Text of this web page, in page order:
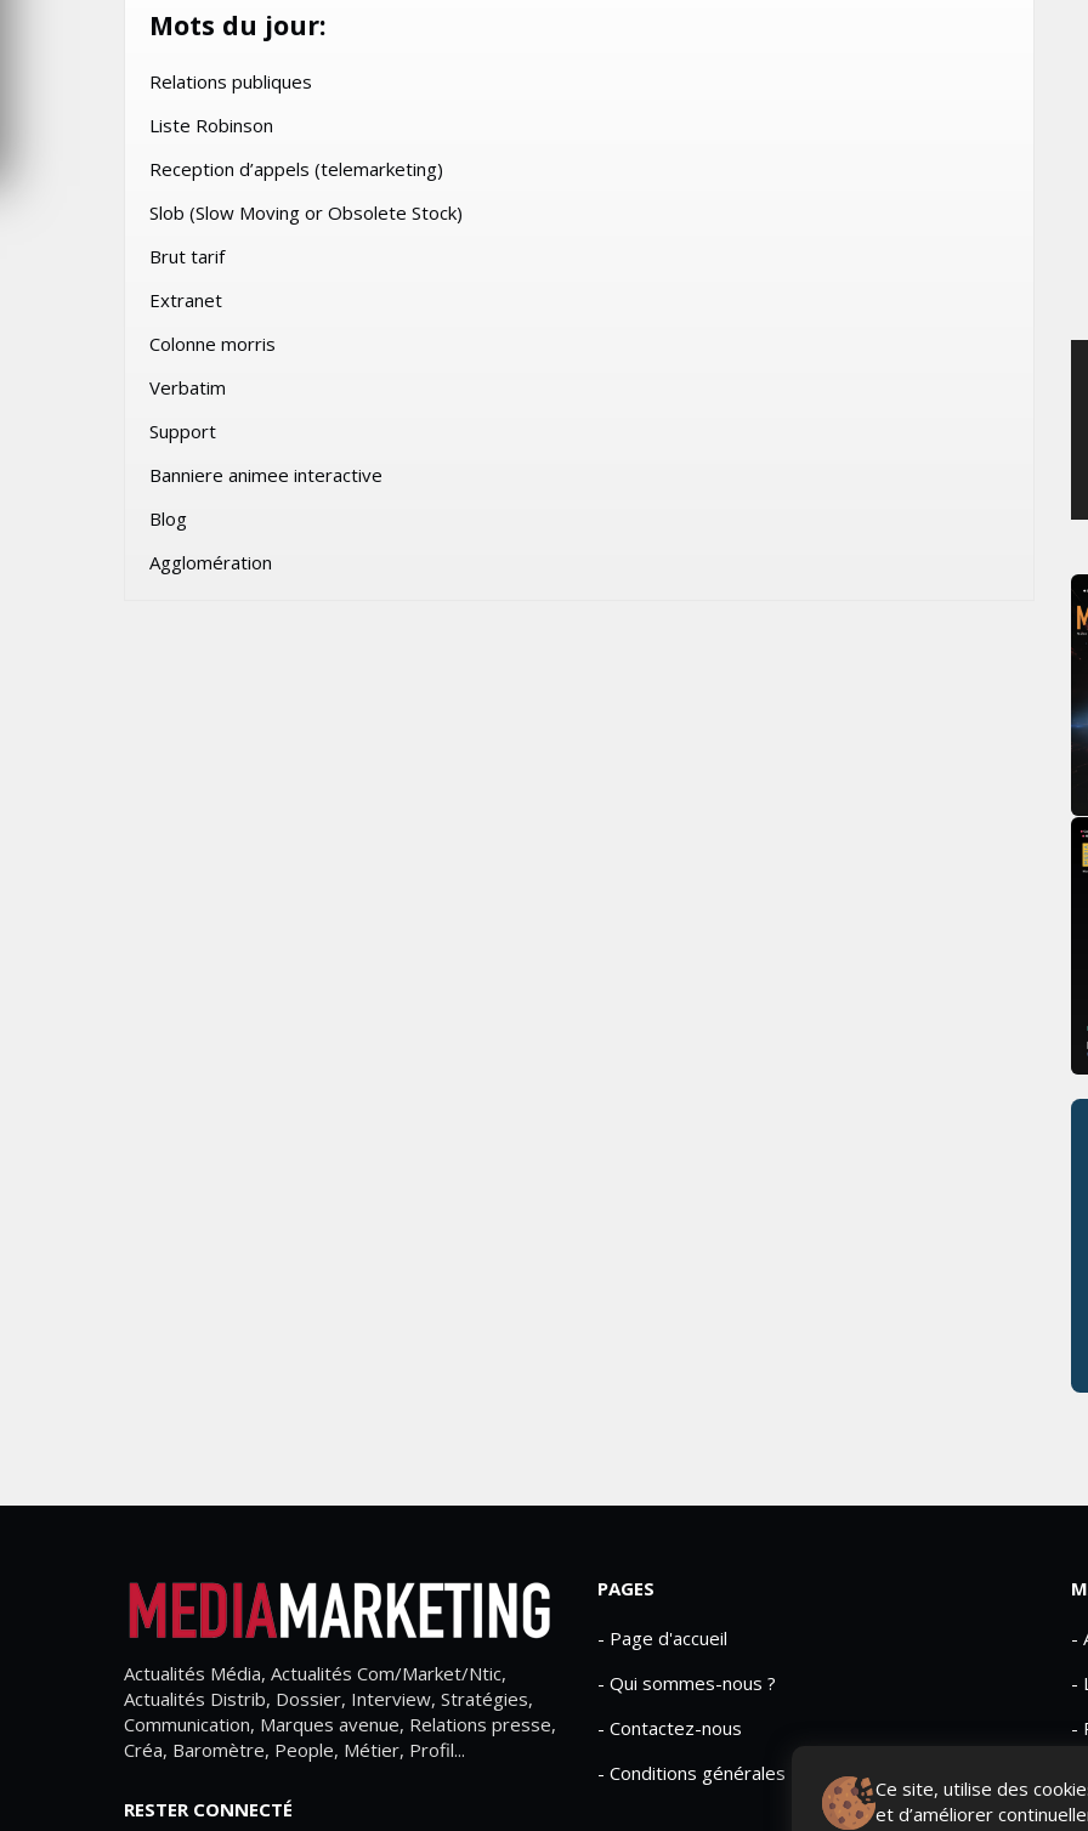
Mots du jour:
Relations publiques
Liste Robinson
Reception d’appels (telemarketing)
Slob (Slow Moving or Obsolete Stock)
Brut tarif
Extranet
Colonne morris
Verbatim
Support
Banniere animee interactive
Blog
Agglomération
SUR UNE CAMPAGNE
NATIONALE POUR
MARIAGE
JEUDI 6 AOÛT 2026
Ce site, utilise des
et d’améliorer
Actualités Média, Actualités Com/Market/Ntic,
Actualités Distrib, Dossier, Interview, Stratégies,
Communication, Marques avenue, Relations presse,
Créa, Baromètre, People, Métier, Profil...
RESTER CONNECTÉ
PAGES
- Page d'accueil
- Qui sommes-nous ?
- Contactez-nous
- Conditions générales
-
-
-